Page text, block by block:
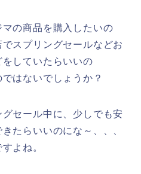
の商品を購入したいの
スプリングセールなどお
していたらいいの
はないでしょうか？
セール中に、少しでも安
たらいいのにな～、、、
よね。